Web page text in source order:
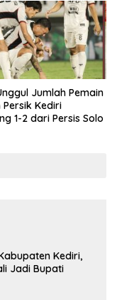
Jumlah Pemain
Persik Kediri
1-2 dari Persis Solo
Kediri,
Jadi Bupati